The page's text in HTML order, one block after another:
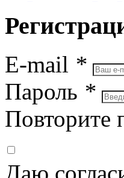
E-mail *
Пароль *
Повторите